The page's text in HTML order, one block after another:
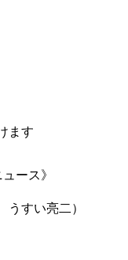
ます
ース》
すい亮二）